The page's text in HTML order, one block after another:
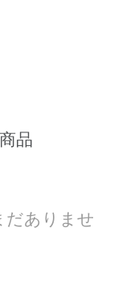
品
だありませ